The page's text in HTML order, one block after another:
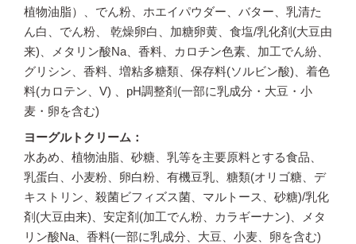
植物油脂）、でん粉、ホエイパウダー、バター、乳清た
ん白、でん粉、 乾燥卵白、加糖卵黄、食塩/乳化剤(大豆由
来)、メタリン酸Na、香料、カロチン色素、加工でん紛、
グリシン、香料、増粘多糖類、保存料(ソルビン酸)、着色
料(カロテン、V) 、pH調整剤(一部に乳成分・大豆・小
麦・卵を含む)
ヨーグルトクリーム
水あめ、植物油脂、砂糖、乳等を主要原料とする食品、
乳蛋白、小麦粉、卵白粉、有機豆乳、糖類(オリゴ糖、デ
キストリン、殺菌ビフィズス菌、マルトース、砂糖)/乳化
剤(大豆由来)、安定剤(加工でん粉、カラギーナン)、メタ
リン酸Na、香料(一部に乳成分、大豆、小麦、卵を含む)